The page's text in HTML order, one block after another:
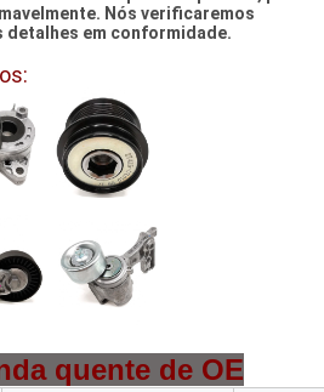
Nós verificaremos
detalhes em conformidade.
quente de OE